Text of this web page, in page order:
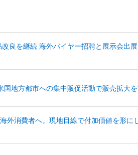
良を継続 海外バイヤー招聘と展示会出
地方都市への集中販促活動で販売拡大
外消費者へ。現地目線で付加価値を形に